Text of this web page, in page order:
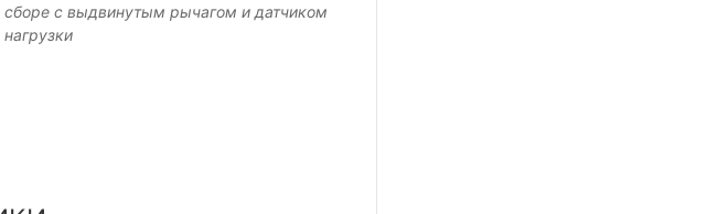
сборе с выдвинутым рычагом и датчиком
нагрузки